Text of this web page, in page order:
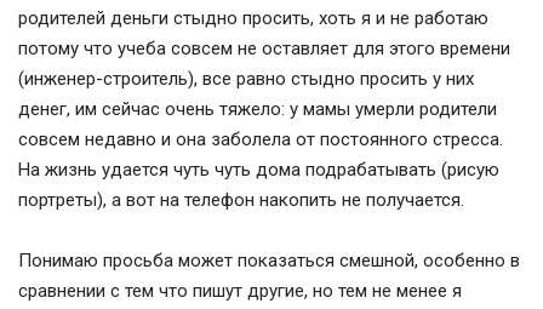
родителей деньги стыдно просить, хоть я и не работаю
потому что учеба совсем не оставляет для этого времени
(инженер-строитель), все равно стыдно просить у них
денег, им сейчас очень тяжело: у мамы умерли родители
совсем недавно и она заболела от постоянного стресса.
На жизнь удается чуть чуть дома подрабатывать (рисую
портреты), а вот на телефон накопить не получается.
Понимаю просьба может показаться смешной, особенно в
сравнении с тем что пишут другие, но тем не менее я